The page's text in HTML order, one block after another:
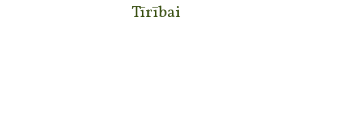
Tīrībai